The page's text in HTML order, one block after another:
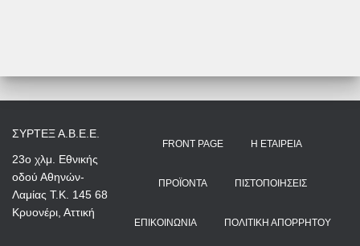
ΣΥΡΤΕΞ Α.Β.Ε.Ε.
23ο χλμ. Εθνικής
οδού Αθηνών-
Λαμίας Τ.Κ. 145 68
Κρυονέρι, Αττική
FRONT PAGE Η ΕΤΑΙΡΕΊΑ
ΠΡΟΪΌΝΤΑ ΠΙΣΤΟΠΟΙΉΣΕΙΣ
ΕΠΙΚΟΙΝΩΝΊΑ ΠΟΛΙΤΙΚΉ ΑΠΟΡΡΉΤΟΥ